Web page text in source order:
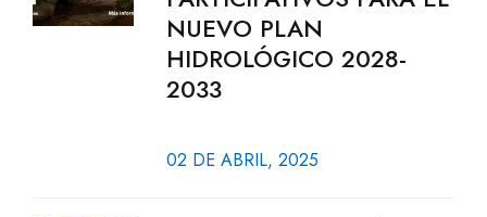
NUEVO PLAN
HIDROLÓGICO 2028-
2033
02 DE ABRIL, 2025